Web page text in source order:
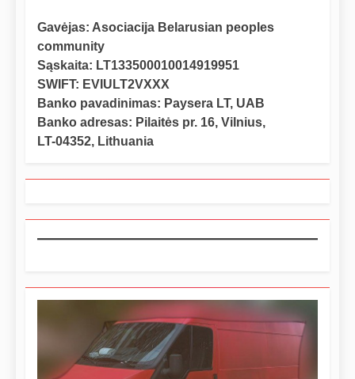
Gavėjas: Asociacija Belarusian peoples
community
Sąskaita: LT133500010014919951
SWIFT: EVIULT2VXXX
Banko pavadinimas: Paysera LT, UAB
Banko adresas: Pilaitės pr. 16, Vilnius,
LT-04352, Lithuania